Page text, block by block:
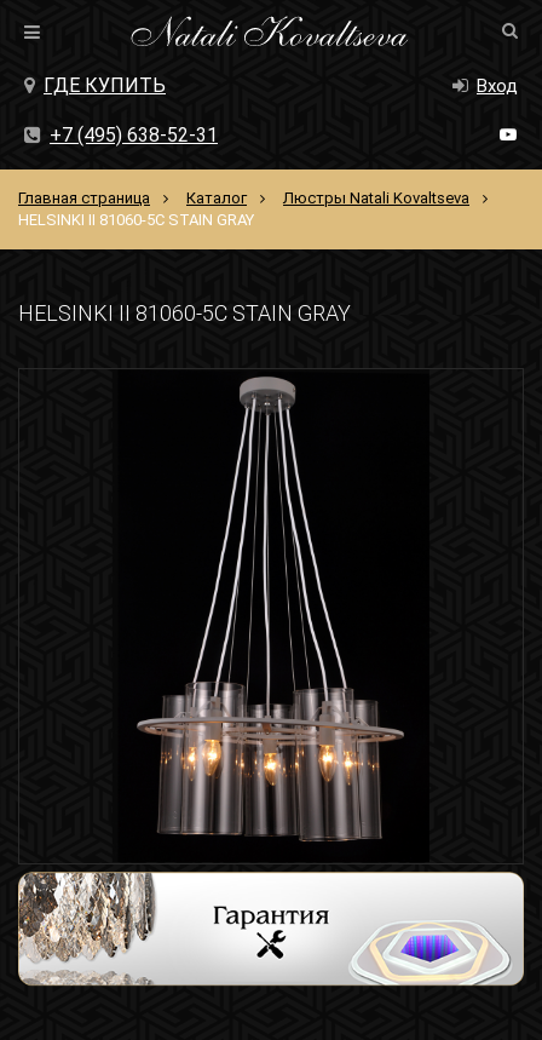
+7 (495) 638-52-31
ГДЕ КУПИТЬ Вход
Главная страница Каталог
Люстры Natali Kovaltseva
HELSINKI II 81060-5C STAIN GRAY
HELSINKI II 81060-5C STAIN GRAY